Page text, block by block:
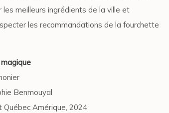
meilleurs ingrédients de la ville et
les recommandations de la fourchette
Benmouyal
Québec Amérique, 2024